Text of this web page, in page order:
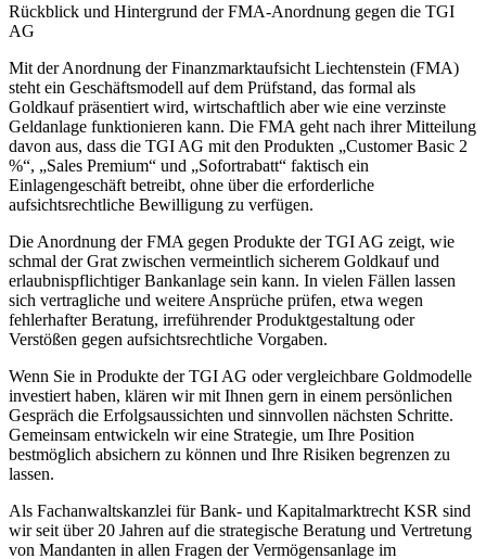
Rückblick und Hintergrund der FMA-Anordnung gegen die TGI
AG
Mit der Anordnung der Finanzmarktaufsicht Liechtenstein (FMA)
steht ein Geschäftsmodell auf dem Prüfstand, das formal als
Goldkauf präsentiert wird, wirtschaftlich aber wie eine verzinste
Geldanlage funktionieren kann. Die FMA geht nach ihrer Mitteilung
davon aus, dass die TGI AG mit den Produkten „Customer Basic 2
%“, „Sales Premium“ und „Sofortrabatt“ faktisch ein
Einlagengeschäft betreibt, ohne über die erforderliche
aufsichtsrechtliche Bewilligung zu verfügen.
Die Anordnung der FMA gegen Produkte der TGI AG zeigt, wie
schmal der Grat zwischen vermeintlich sicherem Goldkauf und
erlaubnispflichtiger Bankanlage sein kann. In vielen Fällen lassen
sich vertragliche und weitere Ansprüche prüfen, etwa wegen
fehlerhafter Beratung, irreführender Produktgestaltung oder
Verstößen gegen aufsichtsrechtliche Vorgaben.
Wenn Sie in Produkte der TGI AG oder vergleichbare Goldmodelle
investiert haben, klären wir mit Ihnen gern in einem persönlichen
Gespräch die Erfolgsaussichten und sinnvollen nächsten Schritte.
Gemeinsam entwickeln wir eine Strategie, um Ihre Position
bestmöglich absichern zu können und Ihre Risiken begrenzen zu
lassen.
Als Fachanwaltskanzlei für Bank- und Kapitalmarktrecht KSR sind
wir seit über 20 Jahren auf die strategische Beratung und Vertretung
von Mandanten in allen Fragen der Vermögensanlage im